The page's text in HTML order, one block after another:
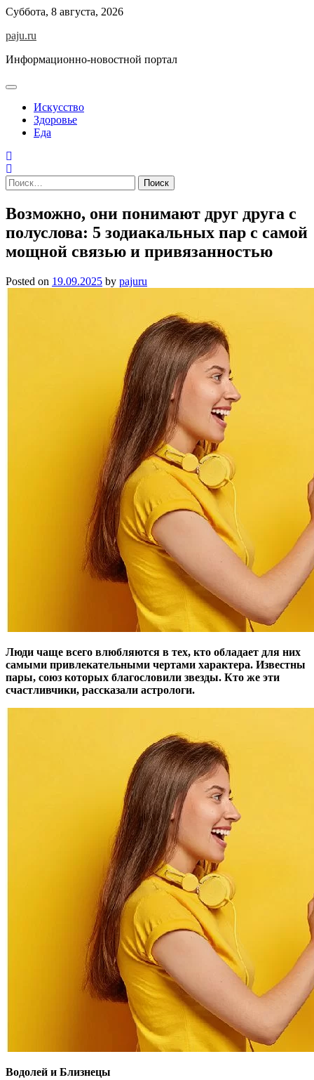
Skip
content
Суббота, 8 августа, 2026
paju.ru
Информационно-новостной портал
Искусство
Здоровье
Еда
Найти:
Возможно, они понимают друг друга с
полуслова: 5 зодиакальных пар с самой
мощной связью и привязанностью
Posted on 19.09.2025 by pajuru
Люди чаще всего влюбляются в тех, кто обладает для них
самыми привлекательными чертами характера. Известны
пары, союз которых благословили звезды. Кто же эти
счастливчики, рассказали астрологи.
Водолей и Близнецы